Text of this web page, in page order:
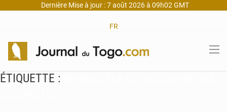
Dernière Mise à jour : 7 août 2026 à 09h02 GMT
FR
ÉTIQUETTE :